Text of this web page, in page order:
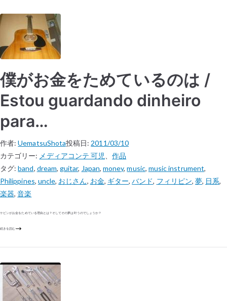
僕がお金をためているのは /
Estou guardando dinheiro
para…
作者:UematsuShota投稿日: 2011/03/10
カテゴリー: メディアコンテ 可児 、作品
タグ:band, dream,guitar, Japan, money,music, music instrument,
Philippines, uncle, おじさん, お金, ギター,バンド, フィリピン, 夢, 日系,
楽器,音楽
ケビンがお金をためている理由とは？そしてその夢は叶うのでしょうか？
続きを読む